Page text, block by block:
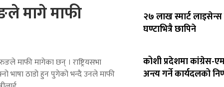
मागे माफी
माफी मागेका छन् । राष्ट्रियसभा
भाषा ठाडो हुन पुगेको भन्दै उनले माफी
२७ लाख स्मार्ट
घण्टाभित्रै छापिने
कोशी प्रदेशमा कांग्रेस-
अन्त्य गर्ने कार्यदलको